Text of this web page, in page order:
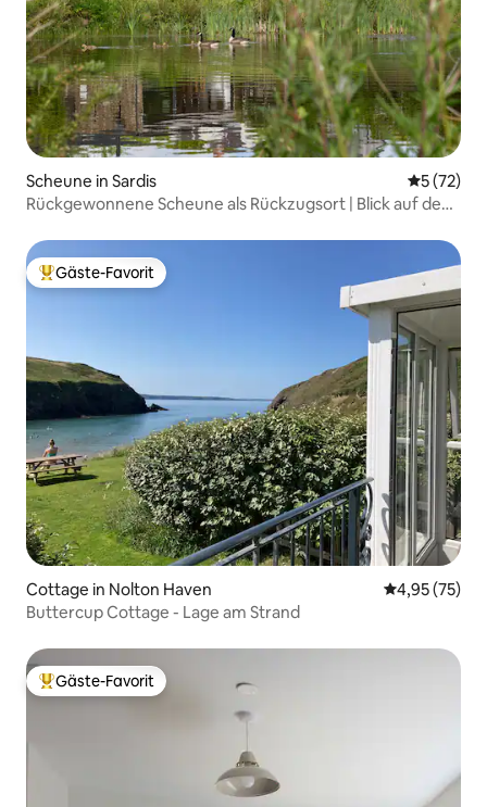
Scheune in Sardis
5 (72)
Rückgewonnene Scheune als Rückzugsort | Blick auf den
Beliebter Gäste-Favorit.
Gäste-Favorit
Cottage in Nolton Haven
4,95 (75)
Buttercup Cottage - Lage am Strand
Beliebter Gäste-Favorit.
Gäste-Favorit